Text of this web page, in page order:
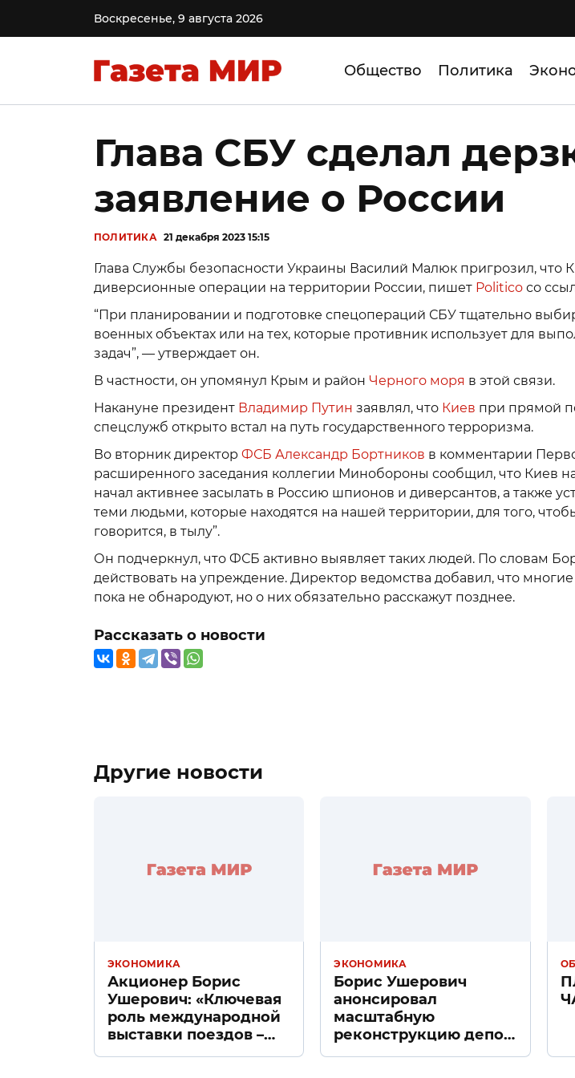
Воскресенье, 9 августа 2026
Общество Политика
Глава СБУ сделал
заявление о России
ПОЛИТИКА 21 декабря 2023 15:15
Глава Службы безопасности Украины Василий Малюк пригрозил, что
диверсионные операции на территории России, пишет Politico со
“При планировании и подготовке спецопераций СБУ тщательно
военных объектах или на тех, которые противник использует для
задач”, — утверждает он.
В частности, он упомянул Крым и район Черного моря в этой связи.
Накануне президент Владимир Путин заявлял, что Киев при прямой
спецслужб открыто встал на путь государственного терроризма.
Во вторник директор ФСБ Александр Бортников в комментарии
расширенного заседания коллегии Минобороны сообщил, что Киев
начал активнее засылать в Россию шпионов и диверсантов, а также
теми людьми, которые находятся на нашей территории, для того,
говорится, в тылу”.
Он подчеркнул, что ФСБ активно выявляет таких людей. По словам
действовать на упреждение. Директор ведомства добавил, что
пока не обнародуют, но о них обязательно расскажут позднее.
Рассказать о новости
Другие новости
ЭКОНОМИКА
Акционер Борис
Ушерович: «Ключевая
роль международной
выставки поездов –
поиск ответов на
ЭКОНОМИКА
Борис Ушерович
анонсировал
масштабную
реконструкцию депо
«Дачное» в Санкт-